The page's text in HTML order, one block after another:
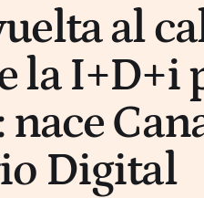
al
la I+D+i
Digital